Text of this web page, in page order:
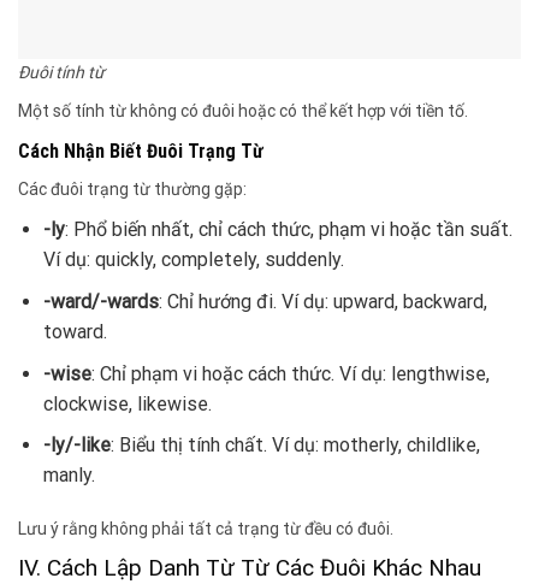
Đuôi tính từ
Một số tính từ không có đuôi hoặc có thể kết hợp với tiền tố.
Cách Nhận Biết Đuôi Trạng Từ
Các đuôi trạng từ thường gặp:
-ly: Phổ biến nhất, chỉ cách thức, phạm vi hoặc tần suất.
Ví dụ: quickly, completely, suddenly.
-ward/-wards: Chỉ hướng đi. Ví dụ: upward, backward,
toward.
-wise: Chỉ phạm vi hoặc cách thức. Ví dụ: lengthwise,
clockwise, likewise.
-ly/-like: Biểu thị tính chất. Ví dụ: motherly, childlike,
manly.
Lưu ý rằng không phải tất cả trạng từ đều có đuôi.
IV. Cách Lập Danh Từ Từ Các Đuôi Khác Nhau